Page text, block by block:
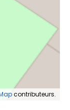
contributeurs.